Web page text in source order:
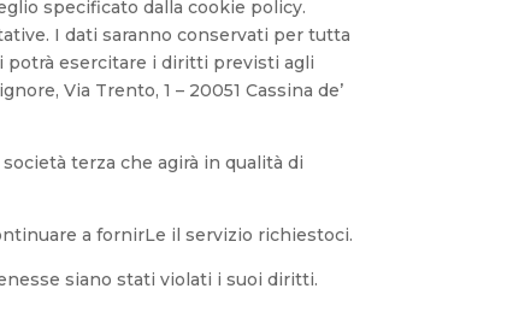
specificato dalla cookie policy.
I dati saranno conservati per tutta
potrà esercitare i diritti previsti agli
Via Trento, 1 – 20051 Cassina de’
terza che agirà in qualità di
a fornirLe il servizio richiestoci.
siano stati violati i suoi diritti.